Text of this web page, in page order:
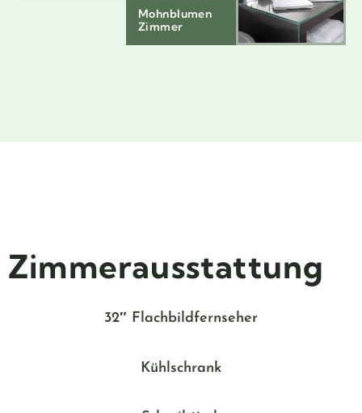
Mohnblumen
Zimmer
Zimmerausstattung
32″ Flachbildfernseher
Kühlschrank